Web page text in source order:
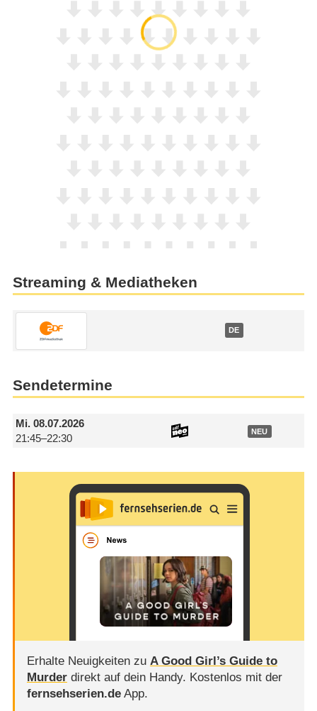
Streaming & Mediatheken
DE
Sendetermine
Mi.08.07.2026
21:45–22:30
NEU
Erhalte Neuigkeiten zu A Good Girl’s Guide to
Murderdirekt auf dein Handy. Kostenlos mit der
fernsehserien.deApp.